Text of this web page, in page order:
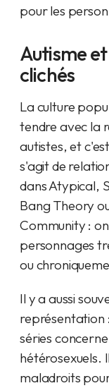
pour les
Autisme
clichés
La culture
tendre avec la
autistes, et
s'agit de
dans Atypical,
Bang Theory
Community :
personnages
ou
Il y a aussi
représentation
séries
hétérosexuels.
maladroits